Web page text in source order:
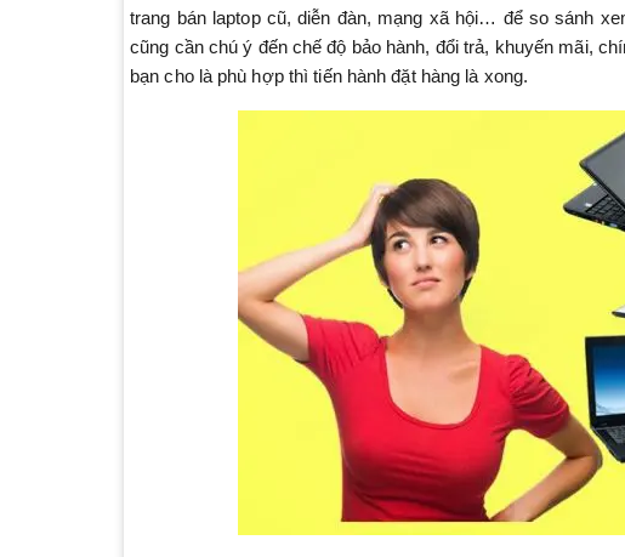
trang bán laptop cũ, diễn đàn, mạng xã hội… để so sánh
cũng cần chú ý đến chế độ bảo hành, đổi trả, khuyến mãi,
bạn cho là phù hợp thì tiến hành đặt hàng là xong.